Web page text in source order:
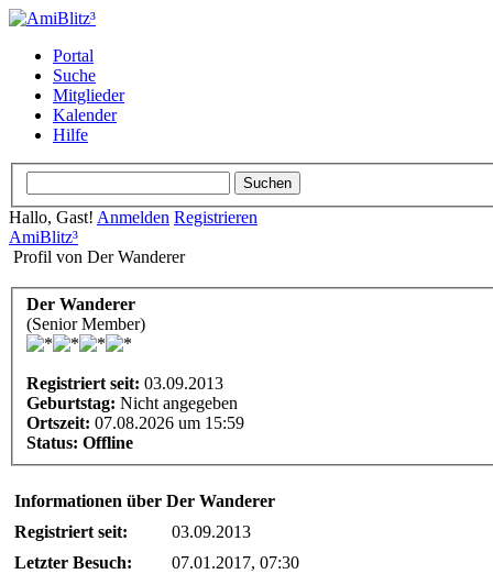
Portal
Suche
Mitglieder
Kalender
Hilfe
Hallo, Gast! Anmelden Registrieren
AmiBlitz³
Profil von Der Wanderer
Der Wanderer
(Senior Member)
Registriert seit: 03.09.2013
Geburtstag: Nicht angegeben
Ortszeit: 07.08.2026 um 15:59
Status: Offline
Informationen über Der Wanderer
Registriert seit:
03.09.2013
Letzter Besuch:
07.01.2017, 07:30